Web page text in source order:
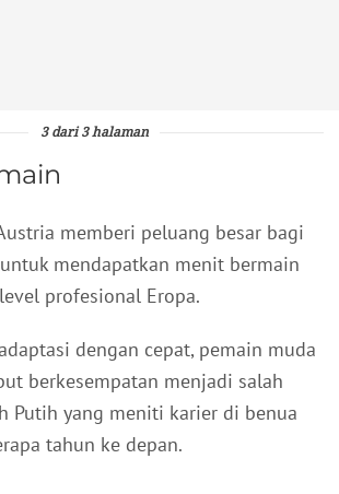
3 dari 3 halaman
memberi peluang besar bagi
mendapatkan menit bermain
profesional Eropa.
dengan cepat, pemain muda
berkesempatan menjadi salah
Putih yang meniti karier di benua
tahun ke depan.